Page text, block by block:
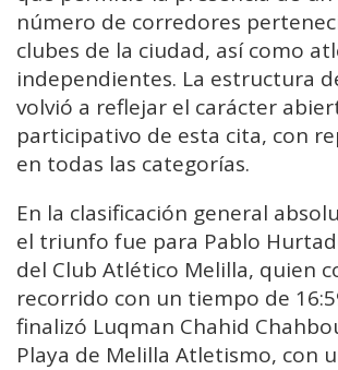
número de corredores
clubes de la ciudad, así como
independientes. La estructura
volvió a reflejar el carácter
participativo de esta cita, con
en todas las categorías.
En la clasificación general
el triunfo fue para Pablo
del Club Atlético Melilla, quien
recorrido con un tiempo de
finalizó Luqman Chahid
Playa de Melilla Atletismo, con